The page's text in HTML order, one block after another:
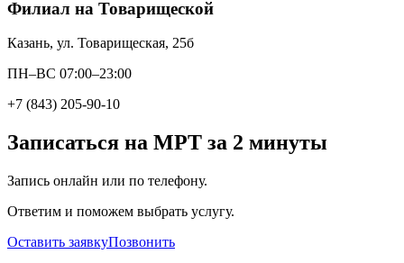
Филиал на Товарищеской
Казань, ул. Товарищеская, 25б
ПН–ВС 07:00–23:00
+7 (843) 205-90-10
Записаться на МРТ за 2 минуты
Запись онлайн или по телефону.
Ответим и поможем выбрать услугу.
Оставить заявкуПозвонить